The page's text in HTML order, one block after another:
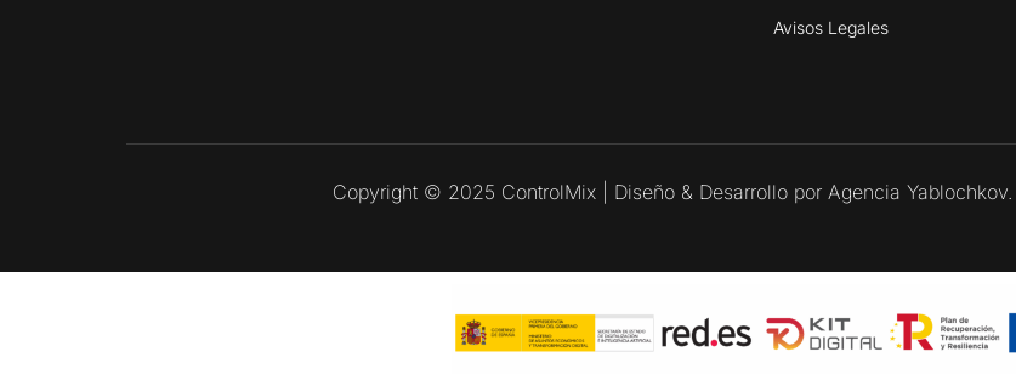
Avisos Legales
Copyright © 2025 ControlMix | Diseño & Desarrollo por Agencia